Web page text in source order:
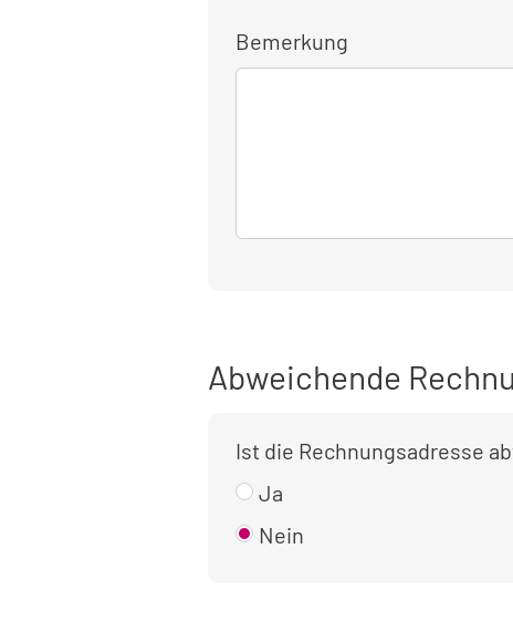
Bemerkung
Abweichende
Ist die Rechnungsadresse
Ja
Nein